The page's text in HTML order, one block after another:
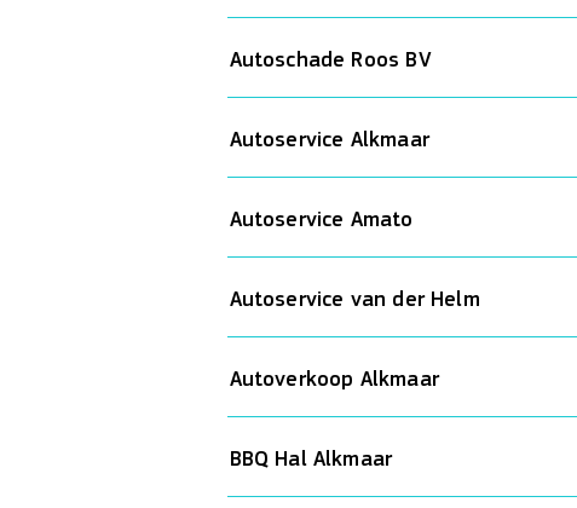
Autoschade Roos BV
Autoservice Alkmaar
Autoservice Amato
Autoservice van der Helm
Autoverkoop Alkmaar
BBQ Hal Alkmaar